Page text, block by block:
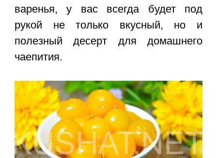
варенья, у вас всегда будет под
рукой не только вкусный, но и
полезный десерт для домашнего
чаепития.